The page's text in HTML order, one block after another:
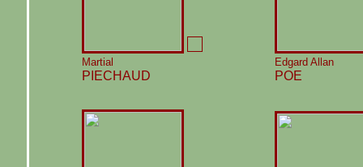
Martial
PIECHAUD
Edgard Allan
POE